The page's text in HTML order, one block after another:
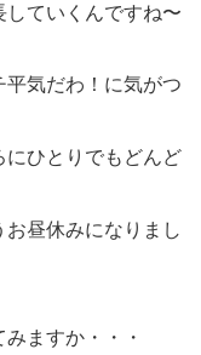
していくんですね〜
気だわ！に気がつ
にひとりでもどんど
昼休みになりまし
ますか・・・